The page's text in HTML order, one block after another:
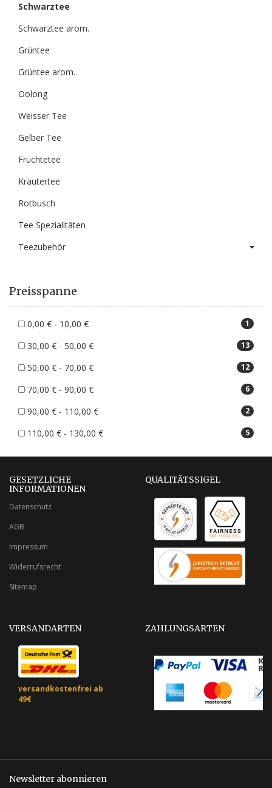
Schwarztee
Schwarztee arom.
Grüntee
Grüntee arom.
Oolong
Weisser Tee
Gelber Tee
Früchtetee
Kräutertee
Rotbusch
Tee Spezialitäten
Teezubehör
Preisspanne
0,00 € - 10,00 € 1
30,00 € - 50,00 € 13
50,00 € - 70,00 € 12
70,00 € - 90,00 € 6
90,00 € - 110,00 € 2
110,00 € - 130,00 € 5
GESETZLICHE
INFORMATIONEN
Datenschutz
AGB
Impressum
Widerrufsrecht
Sitemap
QUALITÄTSSIGEL
VERSANDARTEN
versandkostenfrei ab
49€
ZAHLUNGSARTEN
Newsletter abonnieren